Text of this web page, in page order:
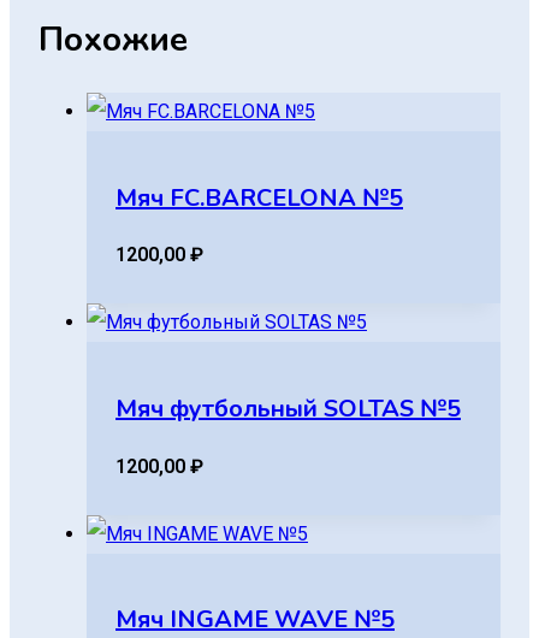
Похожие
Мяч FC.BARCELONA №5
1200,00 ₽
Мяч футбольный SOLTAS №5
1200,00 ₽
Мяч INGAME WAVE №5